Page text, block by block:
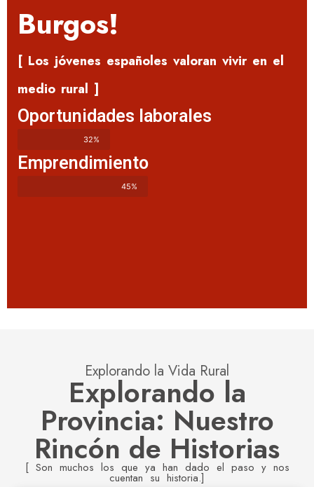
Burgos!
[ Los jóvenes españoles valoran vivir en el
medio rural ]
Oportunidades laborales
32%
Emprendimiento
45%
Explorando la Vida Rural
Explorando la
Provincia: Nuestro
Rincón de Historias
[ Son muchos los que ya han dado el paso y nos
cuentan su historia.]